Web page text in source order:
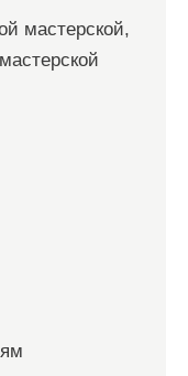
мастерской,